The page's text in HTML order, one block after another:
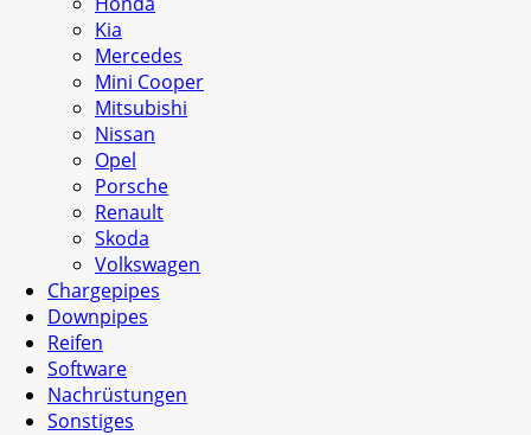
Kia
Mercedes
Mini Cooper
Mitsubishi
Nissan
Opel
Porsche
Renault
Skoda
Volkswagen
Chargepipes
Downpipes
Reifen
Software
Nachrüstungen
Sonstiges